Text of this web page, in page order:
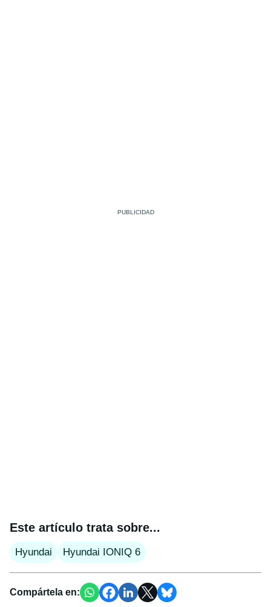
Este artículo trata sobre...
Hyundai Hyundai IONIQ 6
Compártela en: